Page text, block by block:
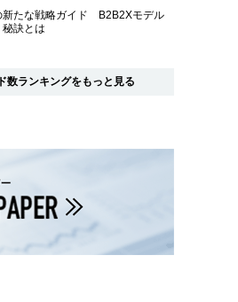
新たな戦略ガイド B2B2Xモデル
訣とは
数ランキングをもっと見る